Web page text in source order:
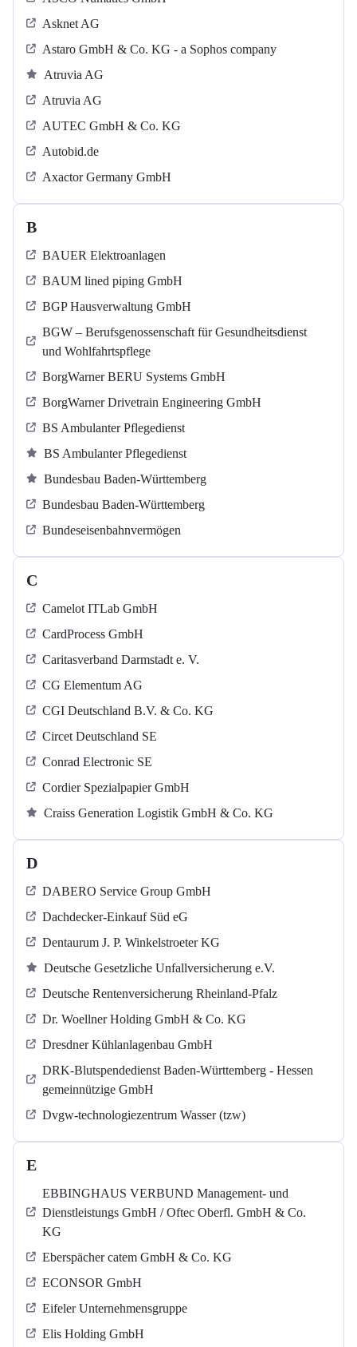
Asknet AG
Astaro GmbH & Co. KG - a Sophos company
Atruvia AG
Atruvia AG
AUTEC GmbH & Co. KG
Autobid.de
Axactor Germany GmbH
B
BAUER Elektroanlagen
BAUM lined piping GmbH
BGP Hausverwaltung GmbH
BGW – Berufsgenossenschaft für Gesundheitsdienst
und Wohlfahrtspflege
BorgWarner BERU Systems GmbH
BorgWarner Drivetrain Engineering GmbH
BS Ambulanter Pflegedienst
BS Ambulanter Pflegedienst
Bundesbau Baden-Württemberg
Bundesbau Baden-Württemberg
Bundeseisenbahnvermögen
C
Camelot ITLab GmbH
CardProcess GmbH
Caritasverband Darmstadt e. V.
CG Elementum AG
CGI Deutschland B.V. & Co. KG
Circet Deutschland SE
Conrad Electronic SE
Cordier Spezialpapier GmbH
Craiss Generation Logistik GmbH & Co. KG
D
DABERO Service Group GmbH
Dachdecker-Einkauf Süd eG
Dentaurum J. P. Winkelstroeter KG
Deutsche Gesetzliche Unfallversicherung e.V.
Deutsche Rentenversicherung Rheinland-Pfalz
Dr. Woellner Holding GmbH & Co. KG
Dresdner Kühlanlagenbau GmbH
DRK-Blutspendedienst Baden-Württemberg - Hessen
gemeinnützige GmbH
Dvgw-technologiezentrum Wasser (tzw)
E
EBBINGHAUS VERBUND Management- und
Dienstleistungs GmbH / Oftec Oberfl. GmbH & Co.
KG
Eberspächer catem GmbH & Co. KG
ECONSOR GmbH
Eifeler Unternehmensgruppe
Elis Holding GmbH